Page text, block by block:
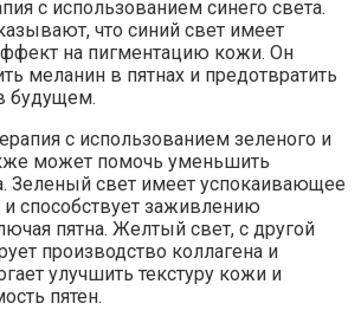
с использованием синего света.
что синий свет имеет
на пигментацию кожи. Он
меланин в пятнах и предотвратить
будущем.
с использованием зеленого и
может помочь уменьшить
Зеленый свет имеет успокаивающее
способствует заживлению
пятна. Желтый свет, с другой
производство коллагена и
улучшить текстуру кожи и
пятен.